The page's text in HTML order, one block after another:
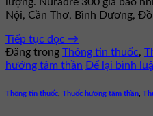
Nội, Cần Thơ, Bình Dương,
Tiếp tục đọc →
Đăng trong Thông tin thuốc,
hướng tâm thần Để lại bình
Thông tin thuốc Thuốc hướng tâm thần